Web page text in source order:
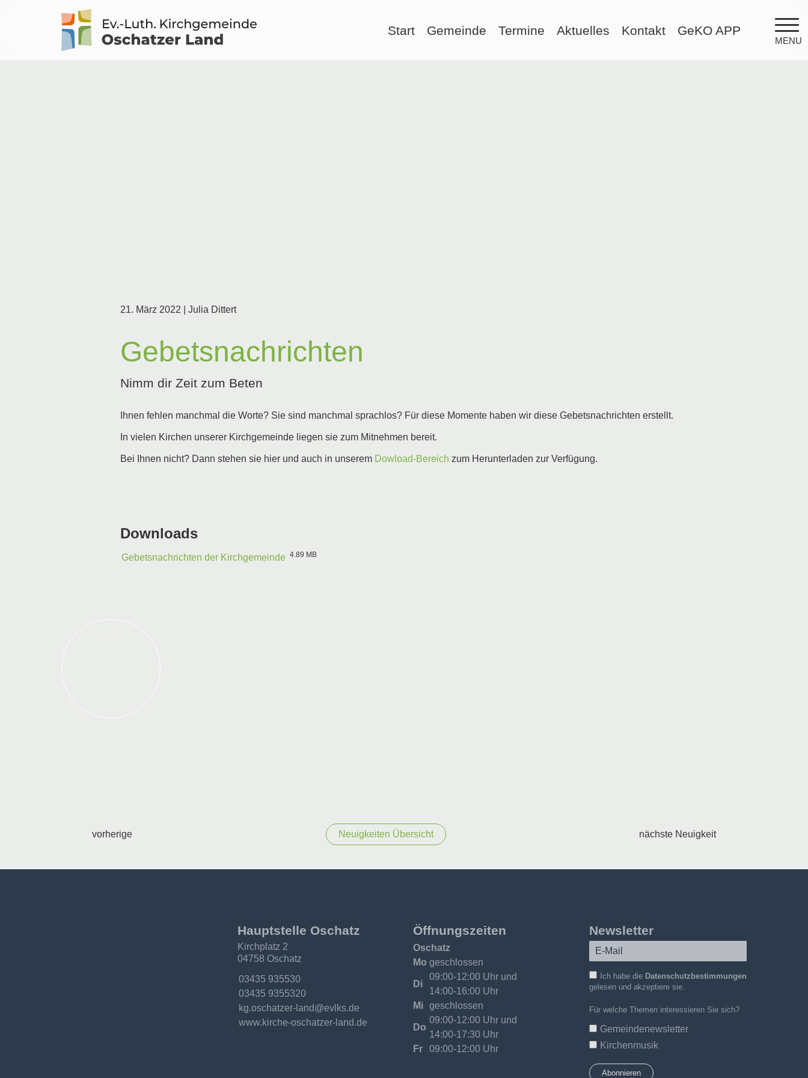
Start Gemeinde Termine Aktuelles Kontakt GeKO APP
MENU
21. März 2022 | Julia Dittert
Gebetsnachrichten
Nimm dir Zeit zum Beten
Ihnen fehlen manchmal die Worte? Sie sind manchmal sprachlos? Für diese Momente haben wir diese Gebetsnachrichten erstellt.
In vielen Kirchen unserer Kirchgemeinde liegen sie zum Mitnehmen bereit.
Bei Ihnen nicht? Dann stehen sie hier und auch in unserem Dowload-Bereich zum Herunterladen zur Verfügung.
Downloads
Gebetsnachrichten der Kirchgemeinde 4.89 MB
vorherige nächste Neuigkeit
Neuigkeiten Übersicht
Hauptstelle Oschatz
Kirchplatz 2
04758 Oschatz
Telefon:
03435 935530
Fax:
03435 9355320
Email:
kg.oschatzer-land@evlks.de
Internet:
www.kirche-oschatzer-land.de
Öffnungszeiten
Oschatz
Mo geschlossen
Di
09:00-12:00 Uhr und
14:00-16:00 Uhr
Mi geschlossen
Do
09:00-12:00 Uhr und
14:00-17:30 Uhr
Fr
09:00-12:00 Uhr
Newsletter
Ich habe die Datenschutzbestimmungen
gelesen und akzeptiere sie.
Für welche Themen interessieren Sie sich?
Gemeindenewsletter
Kirchenmusik